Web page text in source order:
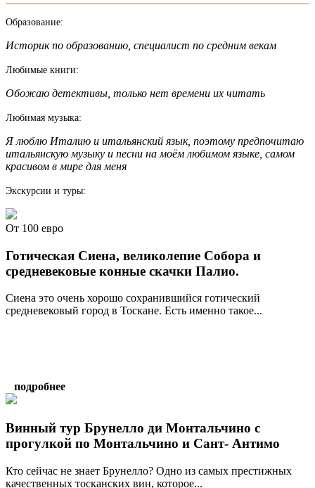
Образование:
Историк по образованию, специалист по средним векам
Любимые книги:
Обожаю детективы, только нет времени их читать
Любимая музыка:
Я люблю Италию и итальянский язык, поэтому предпочитаю
итальянскую музыку и песни на моём любимом языке, самом
красивом в мире для меня
Экскурсии и туры:
От 100 евро
Готическая Сиена, великолепие Собора и
средневековые конные скачки Палио.
Сиена это очень хорошо сохранившийся готический
средневековый город в Тоскане. Есть именно такое...
подробнее
Винный тур Брунелло ди Монтальчино с
прогулкой по Монтальчино и Сант- Антимо
Кто сейчас не знает Брунелло? Одно из самых престижных
качественных тосканских вин, которое...